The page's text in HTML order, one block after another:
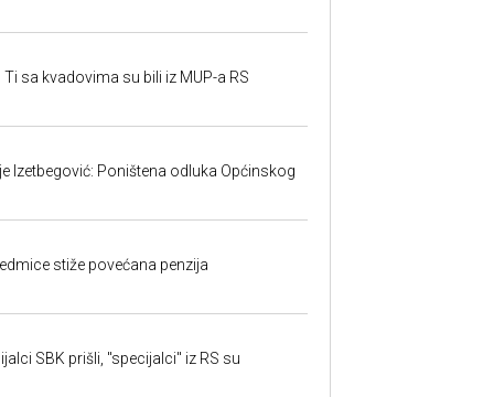
sa kvadovima su bili iz MUP-a RS
Izetbegović: Poništena odluka Općinskog
stiže povećana penzija
SBK prišli, "specijalci" iz RS su